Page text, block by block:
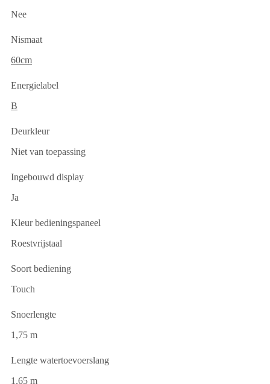
Nee
Nismaat
60cm
Energielabel
B
Deurkleur
Niet van toepassing
Ingebouwd display
Ja
Kleur bedieningspaneel
Roestvrijstaal
Soort bediening
Touch
Snoerlengte
1,75 m
Lengte watertoevoerslang
1,65 m